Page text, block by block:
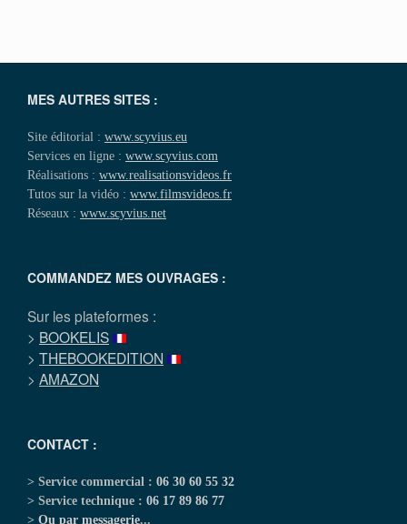
MES AUTRES SITES :
Site éditorial : www.scyvius.eu
Services en ligne : www.scyvius.com
Réalisations : www.realisationsvideos.fr
Tutos sur la vidéo : www.filmsvideos.fr
Réseaux : www.scyvius.net
COMMANDEZ MES OUVRAGES :
Sur les plateformes :
> BOOKELIS
> THEBOOKEDITION
> AMAZON
CONTACT :
> Service commercial : 06 30 60 55 32
> Service technique : 06 17 89 86 77
> Ou par messagerie...